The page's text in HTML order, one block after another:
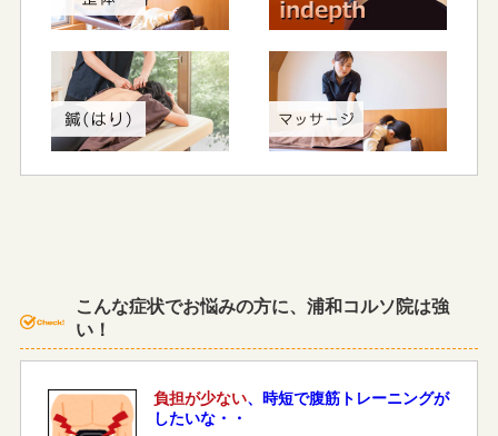
こんな症状でお悩みの方に、浦和コルソ院は強
い！
負担が少ない、時短で腹筋トレーニングが
したいな・・